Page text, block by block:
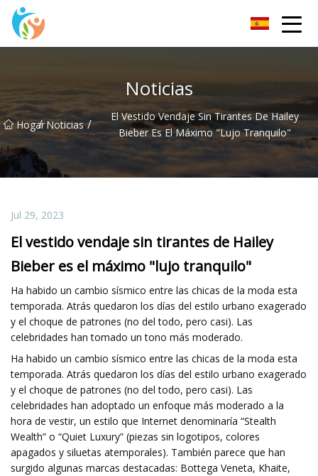
Noticias
Hogar
/ Noticias /
El Vestido Vendaje Sin Tirantes De Hailey
Bieber Es El Máximo "lujo Tranquilo"
Jul 29, 2023
El vestido vendaje sin tirantes de Hailey
Bieber es el máximo "lujo tranquilo"
Ha habido un cambio sísmico entre las chicas de la moda esta
temporada. Atrás quedaron los días del estilo urbano exagerado
y el choque de patrones (no del todo, pero casi). Las
celebridades han tomado un tono más moderado.
Ha habido un cambio sísmico entre las chicas de la moda esta
temporada. Atrás quedaron los días del estilo urbano exagerado
y el choque de patrones (no del todo, pero casi). Las
celebridades han adoptado un enfoque más moderado a la
hora de vestir, un estilo que Internet denominaría “Stealth
Wealth” o “Quiet Luxury” (piezas sin logotipos, colores
apagados y siluetas atemporales). También parece que han
surgido algunas marcas destacadas: Bottega Veneta, Khaite,